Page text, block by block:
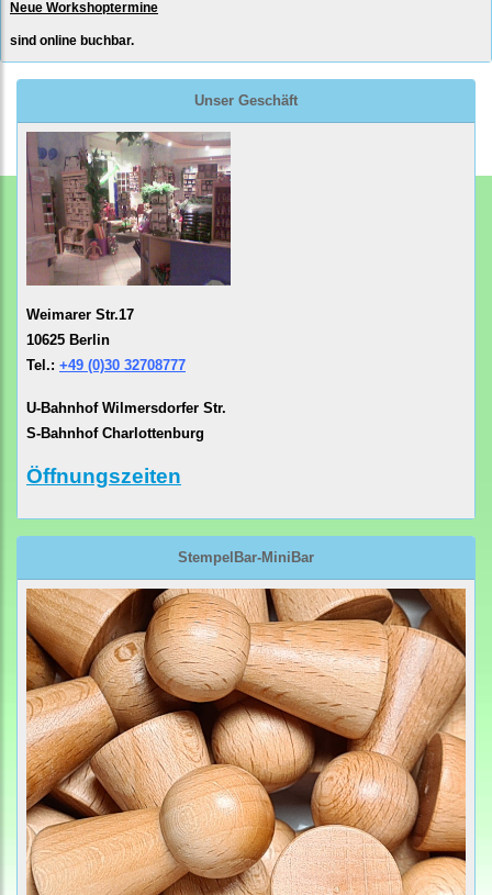
Neue Workshoptermine
sind online buchbar.
Unser Geschäft
Weimarer Str.17
10625 Berlin
Tel.: +49 (0)30 32708777
U-Bahnhof Wilmersdorfer Str.
S-Bahnhof Charlottenburg
Öffnungszeiten
StempelBar-MiniBar